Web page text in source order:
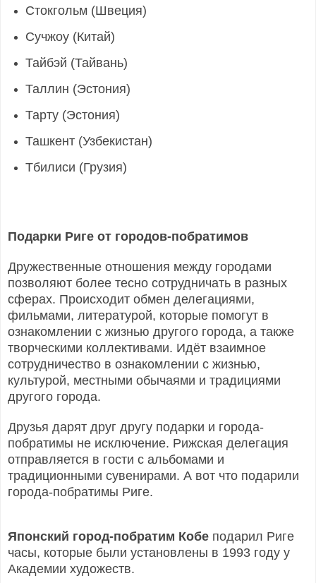
Стокгольм (Швеция)
Сучжоу (Китай)
Тайбэй (Тайвань)
Таллин (Эстония)
Тарту (Эстония)
Ташкент (Узбекистан)
Тбилиси (Грузия)
Подарки Риге от городов-побратимов
Дружественные отношения между городами
позволяют более тесно сотрудничать в разных
сферах. Происходит обмен делегациями,
фильмами, литературой, которые помогут в
ознакомлении с жизнью другого города, а также
творческими коллективами. Идёт взаимное
сотрудничество в ознакомлении с жизнью,
культурой, местными обычаями и традициями
другого города.
Друзья дарят друг другу подарки и города-
побратимы не исключение. Рижская делегация
отправляется в гости с альбомами и
традиционными сувенирами. А вот что подарили
города-побратимы Риге.
Японский город-побратим Кобе подарил Риге
часы, которые были установлены в 1993 году у
Академии художеств.